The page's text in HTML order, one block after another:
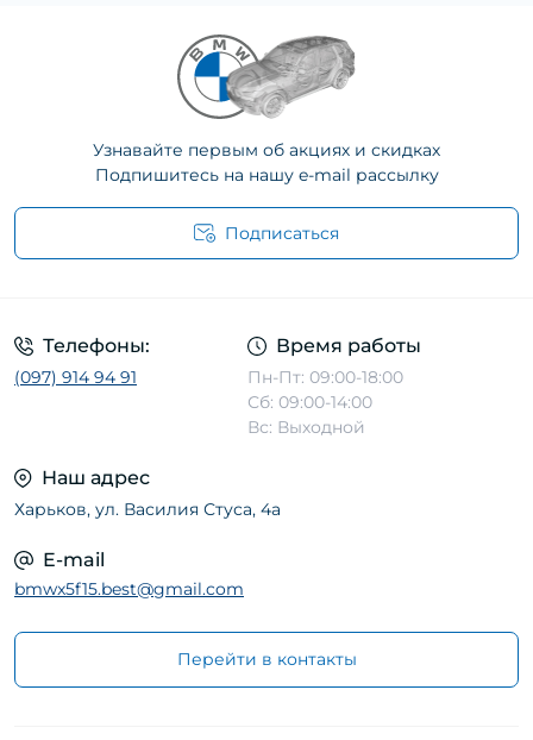
Узнавайте первым об акциях и скидках
Подпишитесь на нашу e-mail рассылку
Подписаться
Телефоны:
(097) 914 94 91
Время работы
Пн-Пт: 09:00-18:00
Сб: 09:00-14:00
Вс: Выходной
Наш адрес
Харьков, ул. Василия Стуса, 4а
E-mail
bmwx5f15.best@gmail.com
Перейти в контакты